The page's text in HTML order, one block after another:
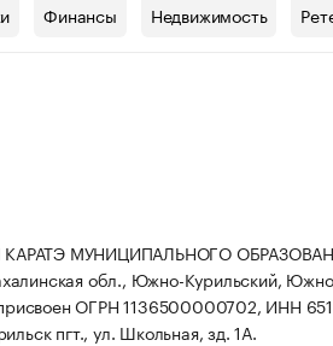
Финансы Недвижимость
МУНИЦИПАЛЬНОГО
обл., Южно-Курильский,
ОГРН 1136500000702, ИНН
пгт., ул. Школьная, зд. 1А.